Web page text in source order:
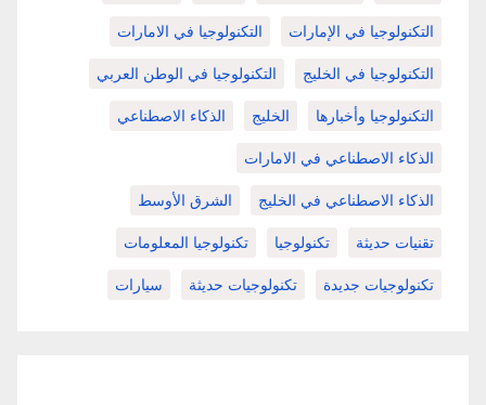
التكنولوجيا في الإمارات التكنولوجيا في الامارات
التكنولوجيا في الخليج التكنولوجيا في الوطن العربي
التكنولوجيا وأخبارها الخليج الذكاء الاصطناعي
الذكاء الاصطناعي في الامارات
الذكاء الاصطناعي في الخليج الشرق الأوسط
تقنيات حديثة تكنولوجيا تكنولوجيا المعلومات
تكنولوجيات جديدة تكنولوجيات حديثة سيارات